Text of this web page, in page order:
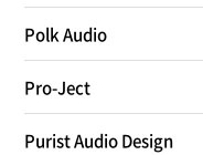
Polk Audio
Pro-Ject
Purist Audio Design